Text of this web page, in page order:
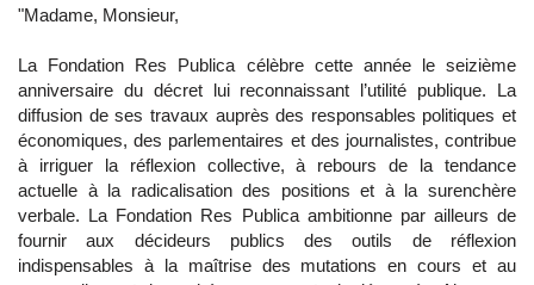
"Madame, Monsieur,
La Fondation Res Publica célèbre cette année le seizième
anniversaire du décret lui reconnaissant l’utilité publique. La
diffusion de ses travaux auprès des responsables politiques et
économiques, des parlementaires et des journalistes, contribue
à irriguer la réflexion collective, à rebours de la tendance
actuelle à la radicalisation des positions et à la surenchère
verbale. La Fondation Res Publica ambitionne par ailleurs de
fournir aux décideurs publics des outils de réflexion
indispensables à la maîtrise des mutations en cours et au